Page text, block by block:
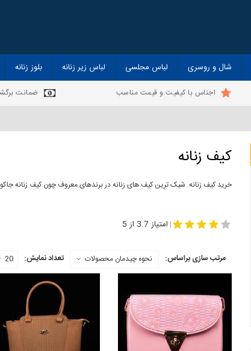
شال و روسری لباس مجلسی لباس زیر زنانه بلوز زنانه
اجناس با کیفیت و قیمت مناسب ضمانت
کیف زنانه
خرید کیف زنانه. شیک ترین کیف های زنانه در برندهای معروف چون کیف زنانه
| امتیاز 3.7 از 5
مرتب سازی براساس: نحوه چیدمان محصولات تعداد نمایش: 20